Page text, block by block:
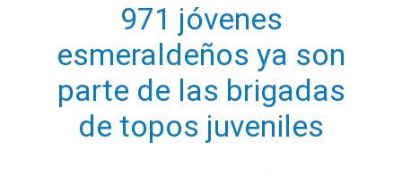
971 jóvenes
esmeraldeños ya son
parte de las brigadas
de topos juveniles